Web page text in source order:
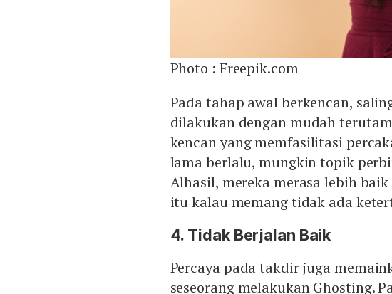
Photo : Freepik.com
Pada tahap awal berkencan,
dilakukan dengan mudah
kencan yang memfasilitasi
lama berlalu, mungkin topik
Alhasil, mereka merasa lebih
itu kalau memang tidak ada
4. Tidak Berjalan Baik
Percaya pada takdir juga
seseorang melakukan Ghosting.